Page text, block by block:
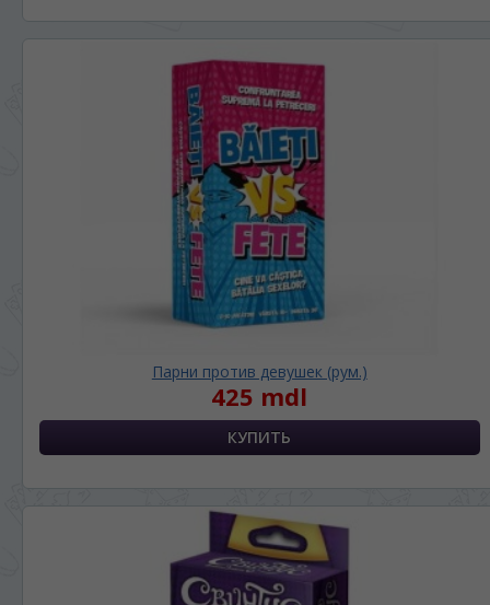
Парни против девушек (рум.)
425 mdl
ЯЗЫК САЙТА / LIMBA SITE-ULUI
На каком языке Вы хотите